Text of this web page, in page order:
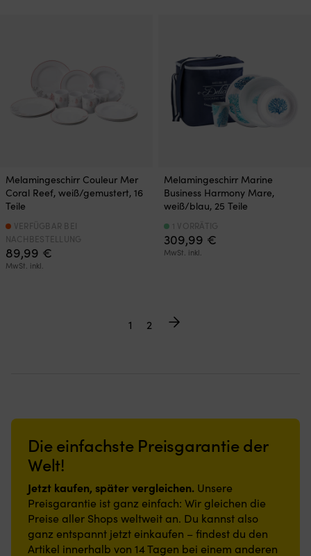
Melamingeschirr Couleur Mer
Coral Reef, weiß/gemustert, 16
Teile
89,99 €
MwSt. inkl.
VERFÜGBAR BEI
NACHBESTELLUNG
Melamingeschirr Marine
Business Harmony Mare,
weiß/blau, 25 Teile
309,99 €
MwSt. inkl.
1 VORRÄTIG
1 2
Die einfachste Preisgarantie der
Welt!
Jetzt kaufen, später vergleichen. Unsere
Preisgarantie ist ganz einfach: Wir gleichen die
Preise aller Shops weltweit an. Du kannst also
ganz entspannt jetzt einkaufen – findest du den
Artikel innerhalb von 14 Tagen bei einem anderen